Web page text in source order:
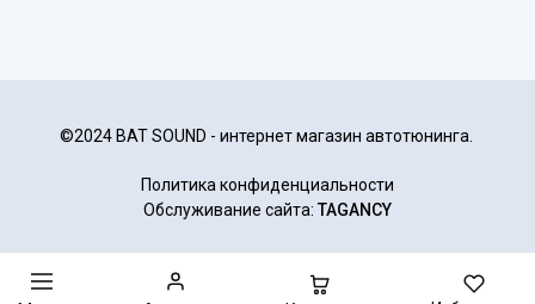
©2024 BAT SOUND - интернет магазин автотюнинга.
Политика конфиденциальности
Обслуживание сайта: TAGANCY